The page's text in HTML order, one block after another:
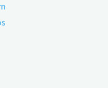
Kratzer M.Sc. und
des dreijährigen